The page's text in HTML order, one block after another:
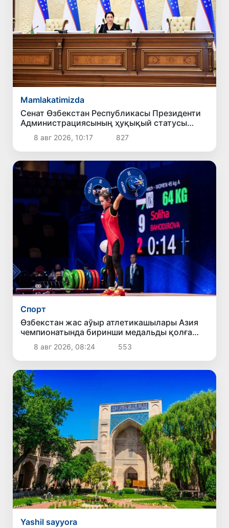
Mamlakatimizda
Сенат Өзбекстан Республикасы Президенти
Администрациясының ҳуқықый статусы
ҳаққындағы Конституциялық нызамды
мақуллады
8 авг 2026, 10:17 827
Спорт
Өзбекстан жас аўыр атлетикашылары Азия
чемпионатында биринши медальды қолға
киргизди
8 авг 2026, 08:24 553
Yashil sayyora